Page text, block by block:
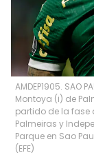
AMDEP1905. SAO
Montoya (i) de
partido de la fase
Palmeiras y
Parque en Sao
(EFE)